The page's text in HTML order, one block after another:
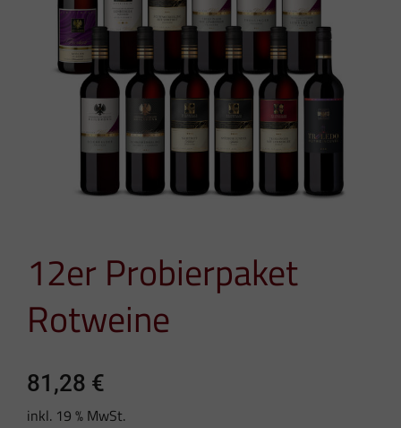
12er Probierpaket
Rotweine
81,28 €
inkl. 19 % MwSt.